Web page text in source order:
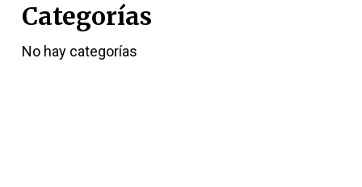
Categorías
No hay categorías